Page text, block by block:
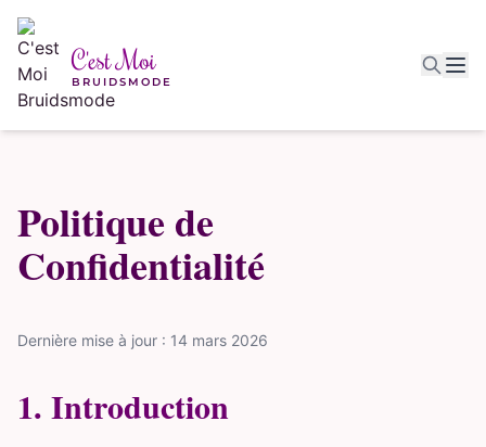
Aller au contenu principal
C'est Moi
BRUIDSMODE
Politique de
Confidentialité
Dernière mise à jour : 14 mars 2026
1. Introduction